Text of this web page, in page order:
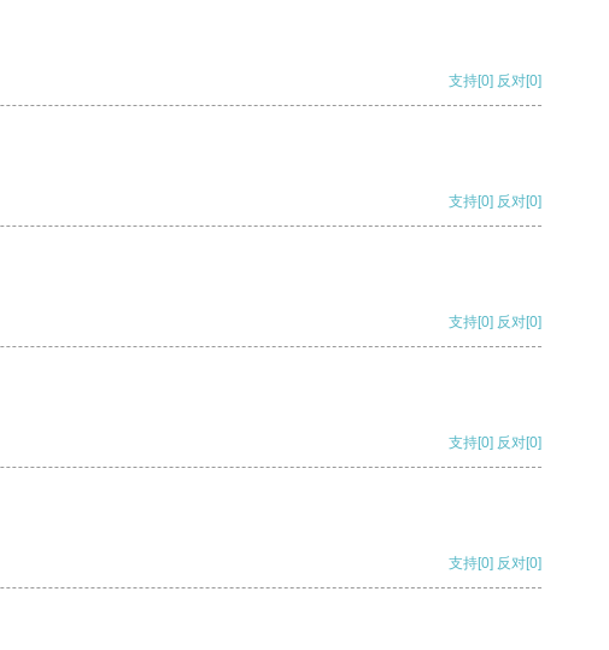
支持[0] 反对[0]
支持[0] 反对[0]
支持[0] 反对[0]
支持[0] 反对[0]
支持[0] 反对[0]